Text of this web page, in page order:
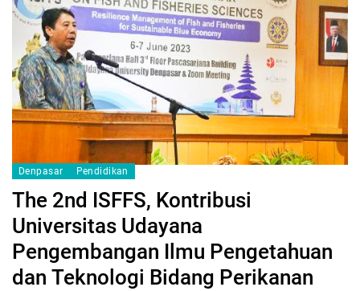
Denpasar Pendidikan
The 2nd ISFFS, Kontribusi
Universitas Udayana
Pengembangan Ilmu Pengetahuan
dan Teknologi Bidang Perikanan